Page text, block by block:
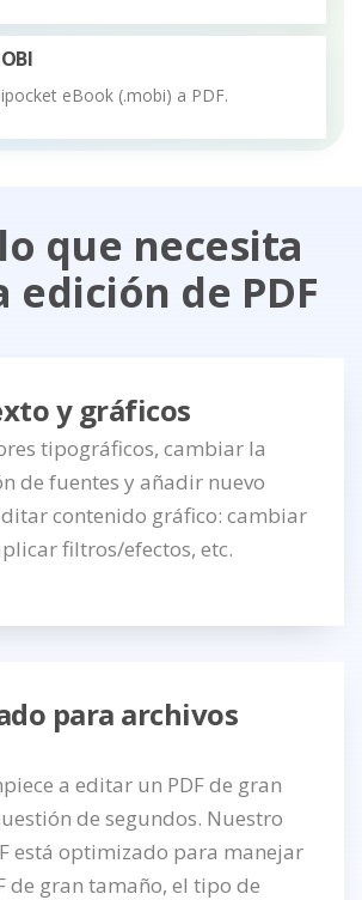
eBook (.mobi) a PDF.
que necesita
edición de PDF
y gráficos
tipográficos, cambiar la
de fuentes y añadir nuevo
contenido gráfico: cambiar
filtros/efectos, etc.
para archivos
a editar un PDF de gran
de segundos. Nuestro
está optimizado para manejar
de gran tamaño, el tipo de